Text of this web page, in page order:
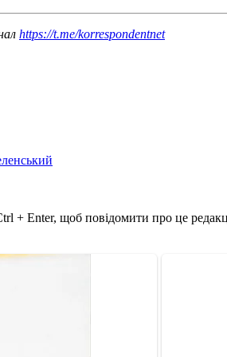
https://t.me/korrespondentnet
+ Enter, щоб повідомити про це